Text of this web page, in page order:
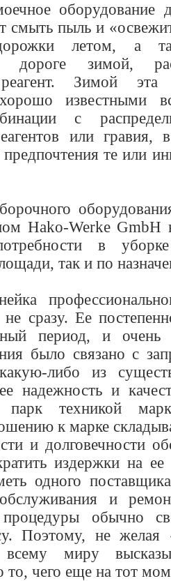
смыть пыль и
летом, а
дороге зимой,
реагент. Зимой
хорошо известными
с
или гравия,
те или
Hako-Werke GmbН
в
так и по
сразу. Ее
период, и очень
было связано с
либо из
надежность и
парк техникой
к марке
и долговечности
издержки на
одного
и
обычно
Поэтому, не желая
миру
то, чего еще на тот